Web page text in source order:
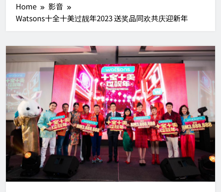
Home
影音
Watsons十全十美过靓年2023 送奖品同欢共庆迎新年